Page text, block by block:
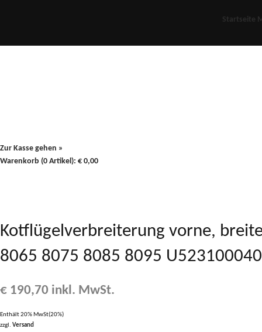
Startseite
Zur Kasse gehen »
Warenkorb (0 Artikel): € 0,00
Kotflügelverbreiterung vorne,
8065 8075 8085 8095 U523100040
€ 190,70 inkl. MwSt.
Enthält 20% MwSt(20%)
zzgl. Versand